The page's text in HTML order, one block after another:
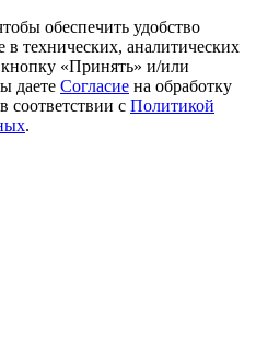
обеспечить удобство
в технических, аналитических
«Принять» и/или
даете Согласие на обработку
соответствии с Политикой
.